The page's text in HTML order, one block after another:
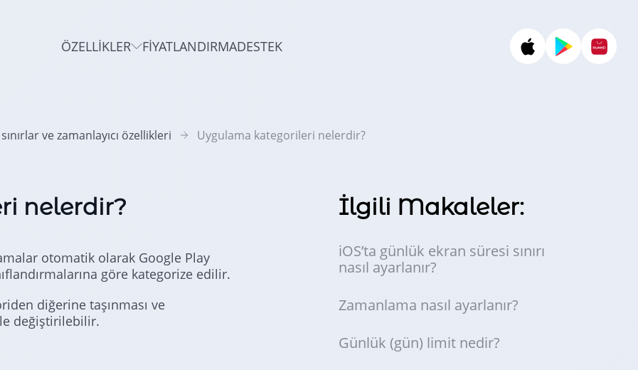
ÖZELLIKLER FIYATLANDIRMADESTEK
ve zamanlayıcı özellikleri Uygulama kategorileri nelerdir?
nelerdir?
otomatik olarak Google Play
göre kategorize edilir.
diğerine taşınması ve
değiştirilebilir.
İlgili Makaleler:
iOS’ta günlük ekran süresi sınırı
nasıl ayarlanır?
Zamanlama nasıl ayarlanır?
Günlük (gün) limit nedir?